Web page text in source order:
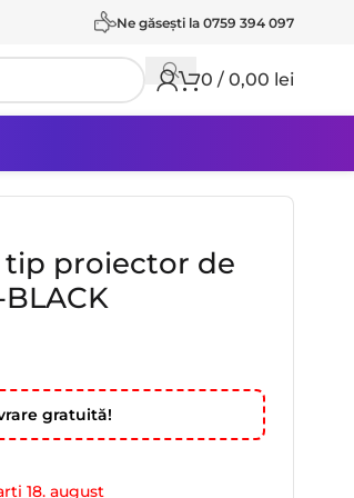
Ne găseşti la 0759 394 097
0 / 0,00 lei
proiector de
gratuită!
18. august